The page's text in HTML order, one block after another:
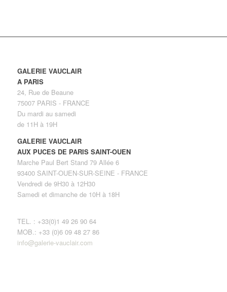
GALERIE VAUCLAIR
A PARIS
24, Rue de Beaune
75007 PARIS - FRANCE
Du mardi au samedi
de 11H à 19H
GALERIE VAUCLAIR
AUX PUCES DE PARIS SAINT-OUEN
Marche Paul Bert Stand 79 Allée 6
93400 SAINT-OUEN-SUR-SEINE - FRANCE
Vendredi de 9H30 à 12H30
Samedi et dimanche de 10H à 18H
TEL. : +33(0)1 49 26 90 64
MOB.: +33 (0)6 09 48 27 86
info@galerie-vauclair.com